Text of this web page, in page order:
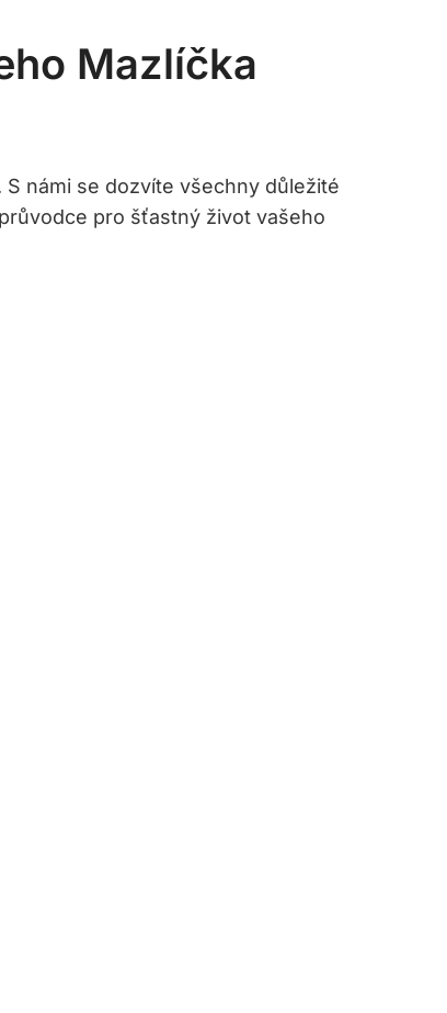
Mazlíčka
S námi se dozvíte všechny důležité
pro šťastný život vašeho